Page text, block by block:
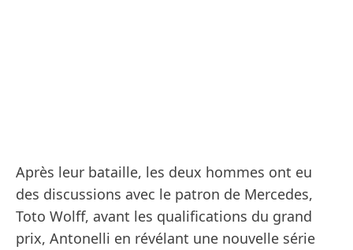
Après leur bataille, les deux hommes ont eu
des discussions avec le patron de Mercedes,
Toto Wolff, avant les qualifications du grand
prix, Antonelli en révélant une nouvelle série